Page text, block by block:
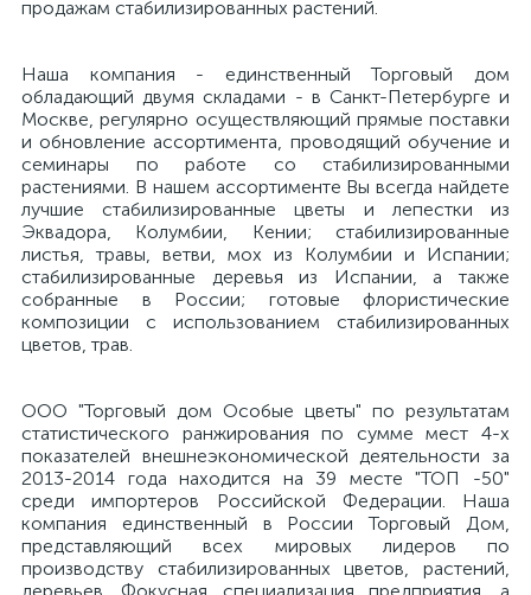
продажам стабилизированных растений.
Наша компания - единственный Торговый дом
обладающий двумя складами - в Санкт-Петербурге и
Москве, регулярно осуществляющий прямые поставки
и обновление ассортимента, проводящий обучение и
семинары по работе со стабилизированными
растениями. В нашем ассортименте Вы всегда найдете
лучшие стабилизированные цветы и лепестки из
Эквадора, Колумбии, Кении; стабилизированные
листья, травы, ветви, мох из Колумбии и Испании;
стабилизированные деревья из Испании, а также
собранные в России; готовые флористические
композиции с использованием стабилизированных
цветов, трав.
ООО "Торговый дом Особые цветы" по результатам
статистического ранжирования по сумме мест 4-х
показателей внешнеэкономической деятельности за
2013-2014 года находится на 39 месте "ТОП -50"
среди импортеров Российской Федерации. Наша
компания единственный в России Торговый Дом,
представляющий всех мировых лидеров по
производству стабилизированных цветов, растений,